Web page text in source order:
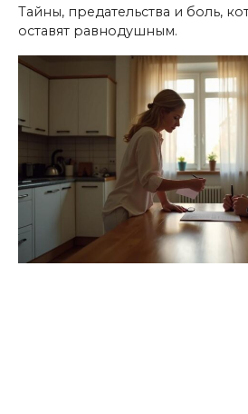
Тайны, предательства и боль,
оставят равнодушным.